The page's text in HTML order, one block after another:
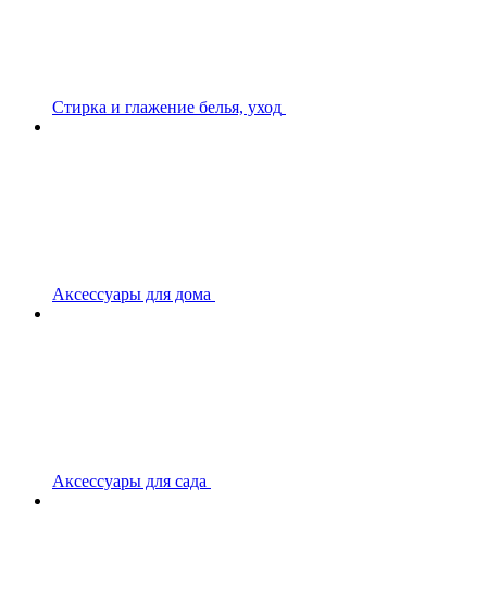
Стирка и глажение белья, уход
Аксессуары для дома
Аксессуары для сада